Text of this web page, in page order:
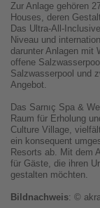
Zur Anlage gehören
Houses, deren
Das Ultra-All-
Niveau und
darunter Anlagen mit
offene
Salzwasserpool und
Angebot.
Das Sarnıç Spa &
Raum für Erholung
Culture Village,
ein konsequent
Resorts ab. Mit dem
für Gäste, die ihren
gestalten möchten.
Bildnachweis: ©